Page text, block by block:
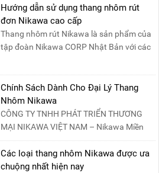
Hướng dẫn sử dụng thang nhôm rút
đơn Nikawa cao cấp
Thang nhôm rút Nikawa là sản phẩm của
tập đoàn Nikawa CORP Nhật Bản với các
Chính Sách Dành Cho Đại Lý Thang
Nhôm Nikawa
CÔNG TY TNHH PHÁT TRIỂN THƯƠNG
MẠI NIKAWA VIỆT NAM – Nikawa Miền
Bắc: Số 19, Đường Trung ....
Các loại thang nhôm Nikawa được ưa
chuộng nhất hiện nay